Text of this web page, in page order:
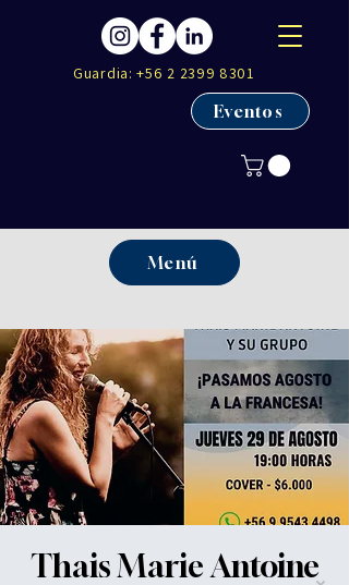
Guardia:+56 2 2399 8301
Eventos
Menú
Thais Marie Antoine